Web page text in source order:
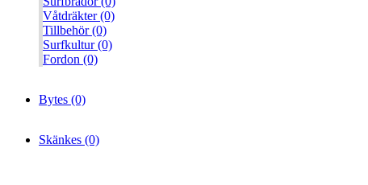
Våtdräkter (0)
Tillbehör (0)
Surfkultur (0)
Fordon (0)
Bytes (0)
Skänkes (0)